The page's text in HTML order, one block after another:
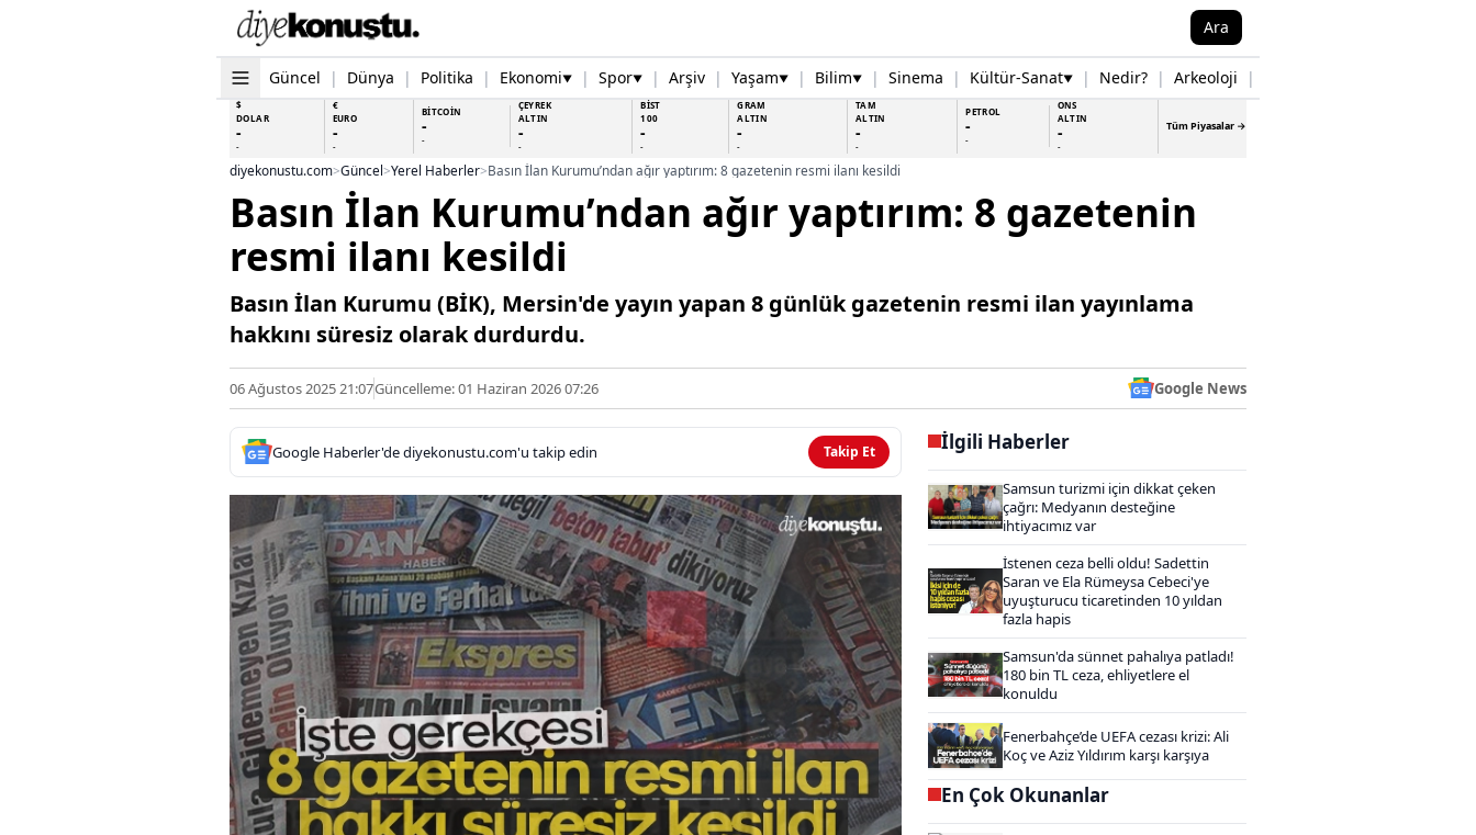
Ara
Güncel | Dünya | Politika | Ekonomi▼ | Spor▼ | Arşiv | Yaşam▼ | Bilim▼ | Sinema | Kültür-Sanat▼ | Nedir? | Arkeoloji |
$
DOLAR
-
-
€
EURO
-
-
BİTCOİN
-
-
ÇEYREK
ALTIN
-
-
BİST
100
-
-
GRAM
ALTIN
-
-
TAM
ALTIN
-
-
PETROL
-
-
ONS
ALTIN
-
-
Tüm Piyasalar →
diyekonustu.com>Güncel>Yerel Haberler>Basın İlan Kurumu’ndan ağır yaptırım: 8 gazetenin resmi ilanı kesildi
Basın İlan Kurumu’ndan ağır yaptırım: 8 gazetenin
resmi ilanı kesildi
Basın İlan Kurumu (BİK), Mersin'de yayın yapan 8 günlük gazetenin resmi ilan yayınlama
hakkını süresiz olarak durdurdu.
06 Ağustos 2025 21:07Güncelleme: 01 Haziran 2026 07:26 Google News
Google Haberler'de diyekonustu.com'u takip edin Takip Et İlgili Haberler
Samsun turizmi için dikkat çeken
çağrı: Medyanın desteğine
ihtiyacımız var
İstenen ceza belli oldu! Sadettin
Saran ve Ela Rümeysa Cebeci'ye
uyuşturucu ticaretinden 10 yıldan
fazla hapis
Samsun'da sünnet pahalıya patladı!
180 bin TL ceza, ehliyetlere el
konuldu
Fenerbahçe’de UEFA cezası krizi: Ali
Koç ve Aziz Yıldırım karşı karşıya
En Çok Okunanlar